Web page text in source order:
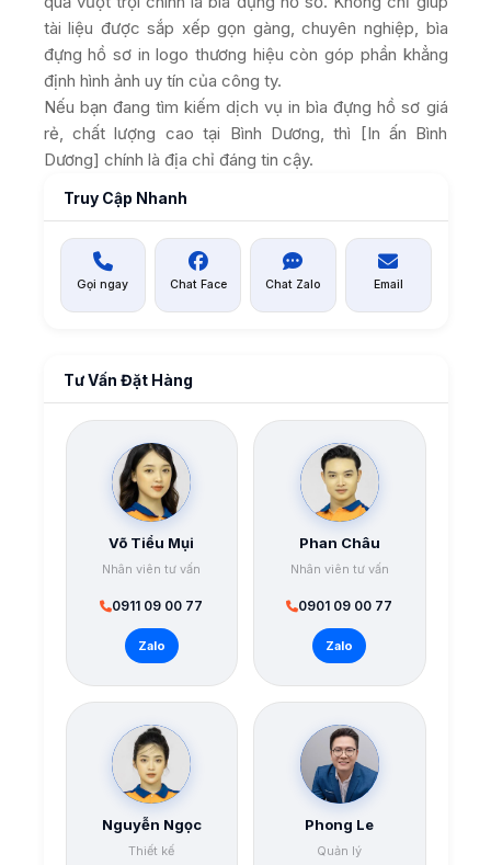
tài liệu được sắp xếp gọn gàng, chuyên nghiệp, bìa
đựng hồ sơ in logo thương hiệu còn góp phần khẳng
định hình ảnh uy tín của công ty.
Nếu bạn đang tìm kiếm dịch vụ in bìa đựng hồ sơ giá
rẻ, chất lượng cao tại Bình Dương, thì [In ấn Bình
Dương] chính là địa chỉ đáng tin cậy.
Truy Cập Nhanh
Gọi ngay Chat Face Chat Zalo Email
Tư Vấn Đặt Hàng
Võ Tiểu Mụi
Nhân viên tư vấn
0911 09 00 77
Zalo
Phan Châu
Nhân viên tư vấn
0901 09 00 77
Zalo
Nguyễn Ngọc
Thiết kế
Phong Le
Quản lý